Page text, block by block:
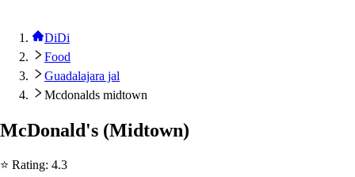
DiDi
Food
Guadalajara jal
Mcdonalds midtown
McDonald's (Midtown)
⭐ Rating: 4.3